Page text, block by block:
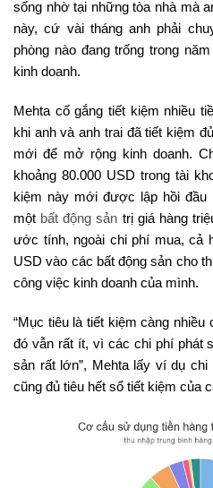
sống nhờ tại những tòa nhà mà
này, cứ vài tháng anh phải
phòng nào đang trống trong
kinh doanh.
Mehta cố gắng tiết kiệm nhiều
khi anh và anh trai đã tiết kiệm
mới để mở rộng kinh doanh.
khoảng 80.000 USD trong tài
kiệm này mới được lập hồi đầu
một bất động sản trị giá hàng
ước tính, ngoài chi phí mua, cả
USD vào các bất động sản cho
công việc kinh doanh của mình.
“Mục tiêu là tiết kiệm càng
đó vẫn rất ít, vì các chi phí phát
sản rất lớn”, Mehta lấy ví dụ
cũng đủ tiêu hết sổ tiết kiệm của